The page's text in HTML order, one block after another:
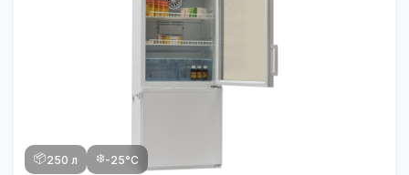
📦250 л ❄️-25°C